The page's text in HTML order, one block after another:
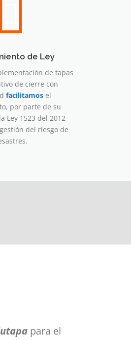
de Ley
de tapas
de cierre con
facilitamos el
por parte de su
Ley 1523 del 2012
del riesgo de
para el